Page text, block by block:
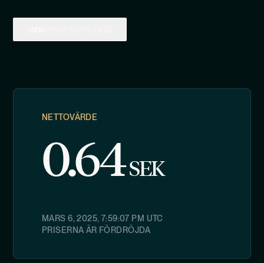
NETTOVÄRDE
0.64SEK
MARS 6, 2025, 7:59:07 PM UTC
PRISERNA ÄR FÖRDRÖJDA